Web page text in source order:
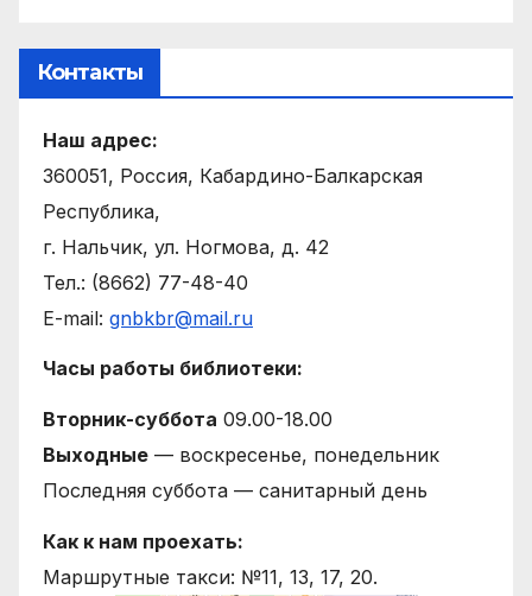
Контакты
Наш адрес:
360051, Россия, Кабардино-Балкарская
Республика,
г. Нальчик, ул. Ногмова, д. 42
Тел.: (8662) 77-48-40
E-mail: gnbkbr@mail.ru
Часы работы библиотеки:
Вторник-суббота 09.00-18.00
Выходные — воскресенье, понедельник
Последняя суббота — санитарный день
Как к нам проехать:
Маршрутные такси: №11, 13, 17, 20.